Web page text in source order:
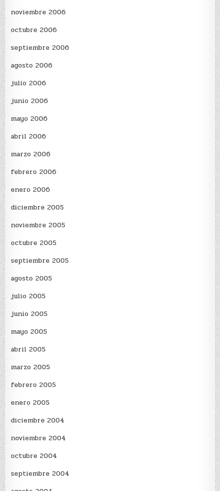
noviembre 2006
octubre 2006
septiembre 2006
agosto 2006
julio 2006
junio 2006
mayo 2006
abril 2006
marzo 2006
febrero 2006
enero 2006
diciembre 2005
noviembre 2005
octubre 2005
septiembre 2005
agosto 2005
julio 2005
junio 2005
mayo 2005
abril 2005
marzo 2005
febrero 2005
enero 2005
diciembre 2004
noviembre 2004
octubre 2004
septiembre 2004